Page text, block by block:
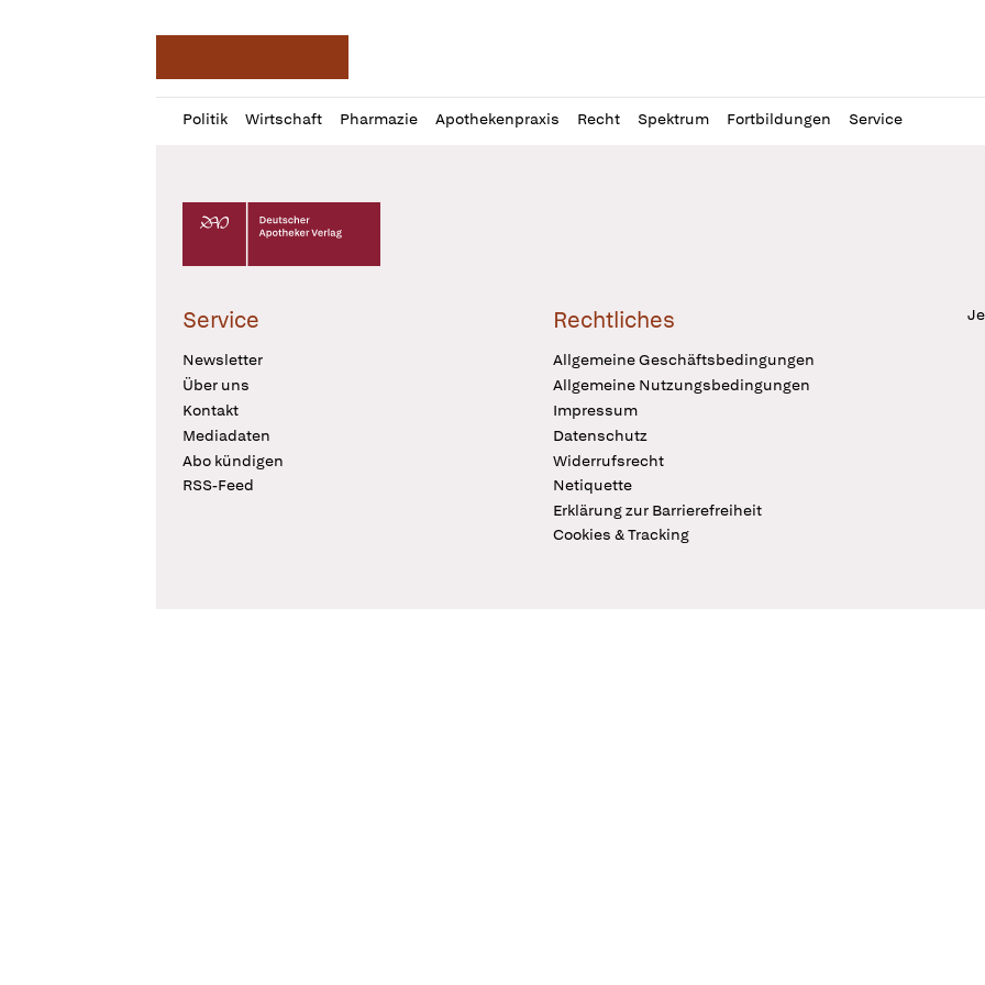
Politik Wirtschaft Pharmazie Apothekenpraxis Recht Spektrum Fortbildungen Service
Profil
öffnen
Daz
Pur
Deutscher Apotheker Verlag Logo
Service
Newsletter
Über uns
Kontakt
Mediadaten
Abo kündigen
RSS-Feed
Rechtliches
Allgemeine Geschäftsbedingungen
Allgemeine Nutzungsbedingungen
Impressum
Datenschutz
Widerrufsrecht
Netiquette
Erklärung zur Barrierefreiheit
Cookies & Tracking